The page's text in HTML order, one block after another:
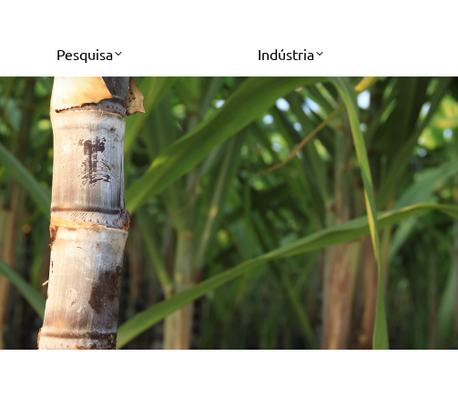
Pesquisa Indústria